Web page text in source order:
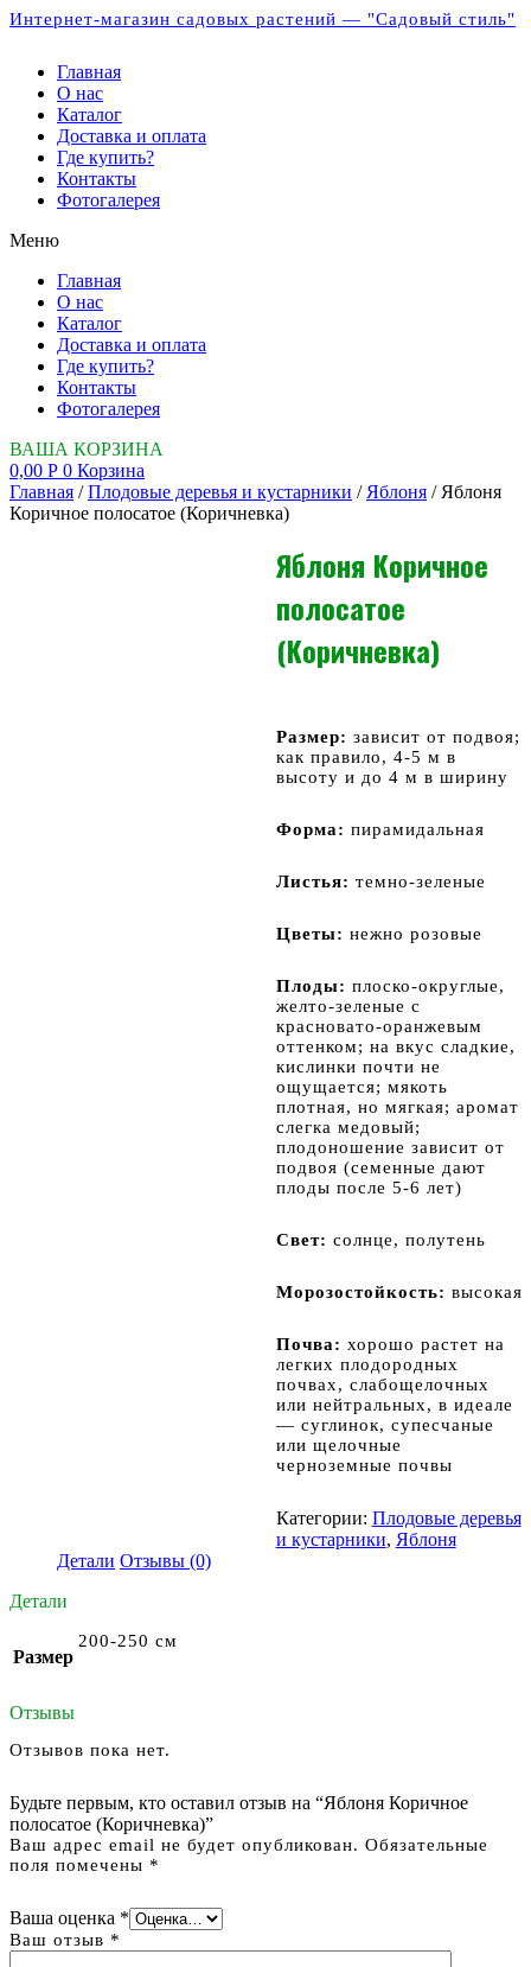
Интернет-магазин садовых растений — "Садовый стиль"
Главная
О нас
Каталог
Доставка и оплата
Где купить?
Контакты
Фотогалерея
Меню
Главная
О нас
Каталог
Доставка и оплата
Где купить?
Контакты
Фотогалерея
ВАША КОРЗИНА
0,00 Р 0 Корзина
Главная /Плодовые деревья и кустарники / Яблоня / Яблоня
Коричное полосатое (Коричневка)
Яблоня Коричное
полосатое
(Коричневка)
Размер: зависит от подвоя;
как правило, 4-5 м в
высоту и до 4 м в ширину
Форма: пирамидальная
Листья: темно-зеленые
Цветы: нежно розовые
Плоды: плоско-округлые,
желто-зеленые с
красновато-оранжевым
оттенком; на вкус сладкие,
кислинки почти не
ощущается; мякоть
плотная, но мягкая; аромат
слегка медовый;
плодоношение зависит от
подвоя (семенные дают
плоды после 5-6 лет)
Свет: солнце, полутень
Морозостойкость: высокая
Почва: хорошо растет на
легких плодородных
почвах, слабощелочных
или нейтральных, в идеале
— суглинок, супесчаные
или щелочные
черноземные почвы
Категории: Плодовые деревья
и кустарники, Яблоня
Детали Отзывы (0)
Детали
Размер
200-250 см
Отзывы
Отзывов пока нет.
Будьте первым, кто оставил отзыв на “Яблоня Коричное
полосатое (Коричневка)”
Ваш адрес email не будет опубликован. Обязательные
поля помечены *
Ваша оценка *
Ваш отзыв *